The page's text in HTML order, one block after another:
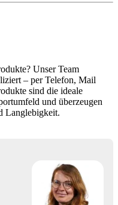
Unser Team
– per Telefon, Mail
sind die ideale
und überzeugen
Langlebigkeit.